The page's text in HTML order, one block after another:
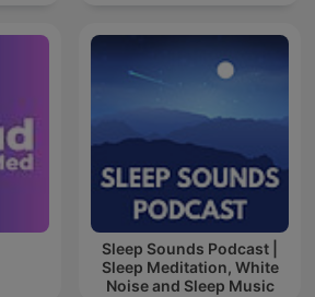
Sleep Sounds Podcast |
Sleep Meditation, White
Noise and Sleep Music